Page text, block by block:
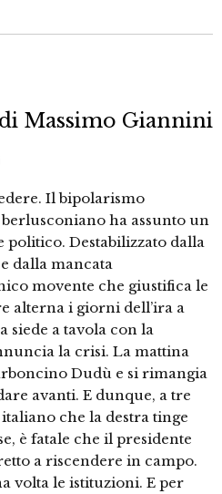
di Massimo Giannini
Il bipolarismo
ha assunto un
politico. Destabilizzato dalla
dalla mancata
movente che giustifica le
alterna i giorni dell’ira a
siede a tavola con la
la crisi. La mattina
Dudù e si rimangia
avanti. E dunque, a tre
che la destra tinge
è fatale che il presidente
a riscendere in campo.
volta le istituzioni. E per